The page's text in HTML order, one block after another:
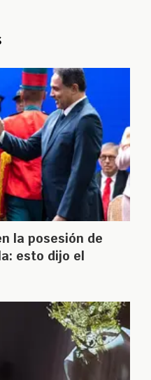
la posesión de
esto dijo el